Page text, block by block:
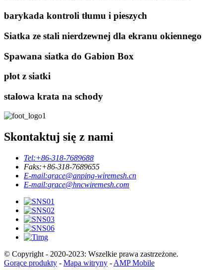
barykada kontroli tłumu i pieszych
Siatka ze stali nierdzewnej dla ekranu okiennego
Spawana siatka do Gabion Box
płot z siatki
stalowa krata na schody
Skontaktuj się z nami
Tel:+86-318-7689688
Faks:+86-318-7689655
E-mail:grace@anping-wiremesh.cn
E-mail:grace@hncwiremesh.com
© Copyright - 2020-2023: Wszelkie prawa zastrzeżone.
Gorące produkty - Mapa witryny - AMP Mobile